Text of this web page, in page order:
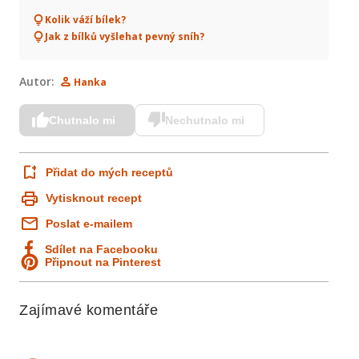
Kolik váží bílek?
Jak z bílků vyšlehat pevný sníh?
Autor: Hanka
Chutnalo mi Nechutnalo mi
Přidat do mých receptů
Vytisknout recept
Poslat e-mailem
Sdílet na Facebooku
Připnout na Pinterest
Zajímavé komentáře